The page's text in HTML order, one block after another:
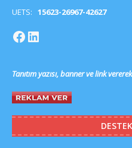
UETS: 15623-26967-42627
Tanıtım yazısı, banner ve link